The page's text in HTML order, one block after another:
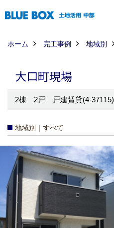
ホーム 完工事例 地域別
大口町現場
2棟 2戸 戸建賃貸(4-37115)
地域別｜すべて